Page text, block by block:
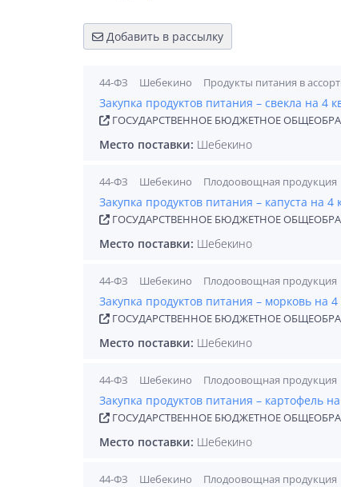
Добавить в рассылку
44-ФЗ Шебекино Продукты питания в
Закупка продуктов питания – свекла на 4
ГОСУДАРСТВЕННОЕ БЮДЖЕТНОЕ
Место поставки: Шебекино
44-ФЗ Шебекино Плодоовощная продукция
Закупка продуктов питания – капуста на 4
ГОСУДАРСТВЕННОЕ БЮДЖЕТНОЕ
Место поставки: Шебекино
44-ФЗ Шебекино Плодоовощная продукция
Закупка продуктов питания – морковь на 4
ГОСУДАРСТВЕННОЕ БЮДЖЕТНОЕ
Место поставки: Шебекино
44-ФЗ Шебекино Плодоовощная продукция
Закупка продуктов питания – картофель
ГОСУДАРСТВЕННОЕ БЮДЖЕТНОЕ
Место поставки: Шебекино
44-ФЗ Шебекино Плодоовощная продукция